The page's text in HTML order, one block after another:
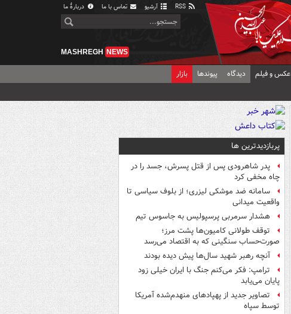
آرشیو تماس با ما دربارهٔ ما
MASHREGH NEWS
عکس و فیلم دیدگاه پیوندها بازار
پربازدیدترین ها
پدر شاهرودی پس از قتل پسرش، جسد را در
چاه مخفی کرد
سامانه ضد موشکی لیزری؛ از بلوف سیاسی تا
واقعیت میدانی
هشدار سرمربی پرسپولیس به جاسوس تیم
توقف طولانی کامیون‌ها پشت مرز؛
صورت‌حساب سنگینی که به اقتصاد می‌رسد
آنچه رهبر شهید سال‌ها پیش دیده بودند
ترامپ: فکر می‌کنم جنگ با ایران خیلی زود
پایان می‌یابد
تصاویر جدید از پهپادهای منهدم‌شده آمریکا
توسط سپاه